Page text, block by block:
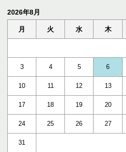
2026年8月
月 火 水 木
3 4 5 6
10 11 12 13
17 18 19 20
24 25 26 27
31